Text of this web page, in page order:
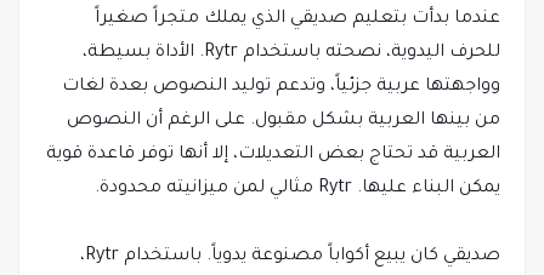
عندما بدأت بتعليم صديقي الذي يملك متجراً صغيراً
للحرف اليدوية، نصحته باستخدام Rytr. الأداة بسيطة،
وواجهتها عربية جزئياً، وتدعم توليد النصوص بعدة لغات
من بينها العربية بشكل مقبول. على الرغم أن النصوص
العربية قد تحتاج بعض التعديلات، إلا أنها توفر قاعدة قوية
يمكن البناء عليها. Rytr مثالي لمن ميزانيته محدودة.
صديقي كان يبيع أكواباً مصنوعة يدوياً. باستخدام Rytr،